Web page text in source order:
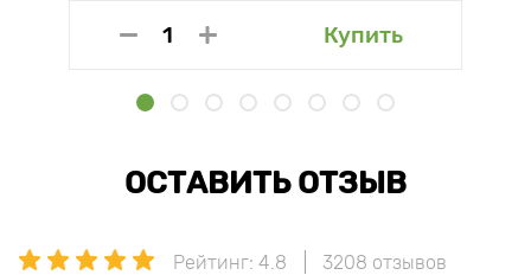
Купить
ОСТАВИТЬ ОТЗЫВ
Рейтинг: 4.8 3208 отзывов